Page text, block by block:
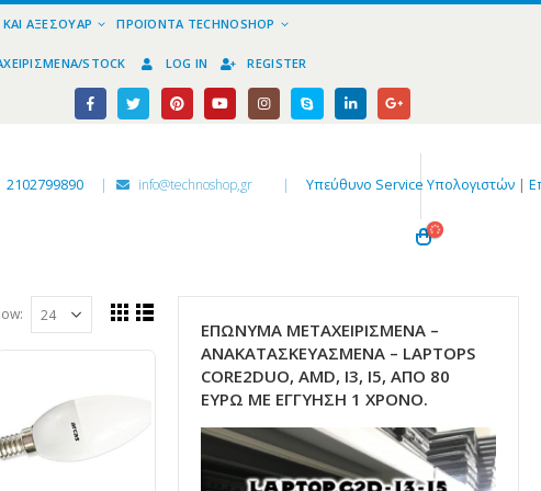
ΑΞΕΣΟΥΆΡ ΠΡΟΪΌΝΤΑ TECHNOSHOP
STOCK LOG IN REGISTER
2102799890 | info@technoshop,gr | Υπεύθυνο Service Υπολογιστών |
ΕΠΏΝΥΜΑ ΜΕΤΑΧΕΙΡΙΣΜΈΝΑ –
ΑΝΑΚΑΤΑΣΚΕΥΑΣΜΈΝΑ – LAPTOPS
CORE2DUO, AMD, I3, I5, ΑΠΌ 80
ΕΥΡΏ ΜΕ ΕΓΓΎΗΣΗ 1 ΧΡΌΝΟ.